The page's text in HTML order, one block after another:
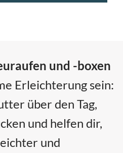
und -boxen
Erleichterung sein:
über den Tag,
und helfen dir,
und